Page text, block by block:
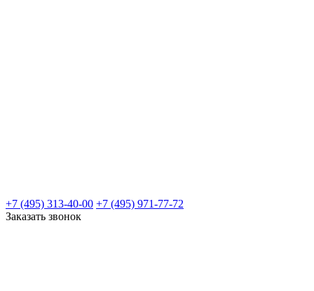
+7 (495) 313-40-00 +7 (495) 971-77-72
Заказать звонок